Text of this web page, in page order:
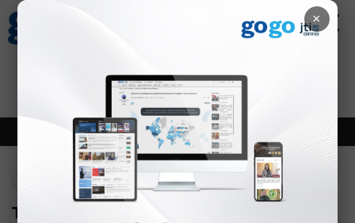
×
Зурхай
8.07
Онцлох Шинэ
ТӨСӨЛ: Орон сууцны дундах нийтийн